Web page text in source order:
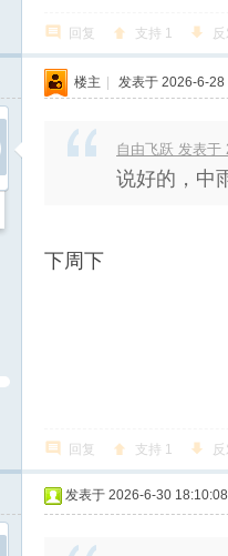
回复 支持 1
楼主 | 发表于 2026-6-
自由飞跃 发表于
说好的，中
下周下
回复 支持 1
发表于 2026-6-30 18:10:08